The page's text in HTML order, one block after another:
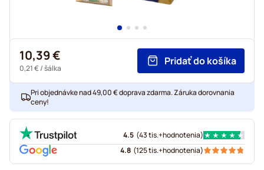
10,39 €
0,21 €/ šálka
Pridať do košíka
Pri objednávke nad 49,00 € doprava zdarma. Záruka dorovnania
ceny!
4.5 (43 tis.+hodnotenia)
4.8 (125 tis.+hodnotenia)